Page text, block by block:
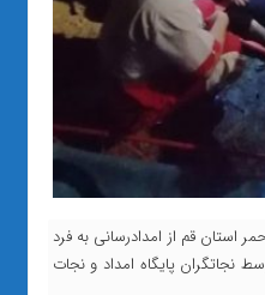
استان قم از امدادرسانی به فرد
نجاتگران پایگاه امداد و نجات